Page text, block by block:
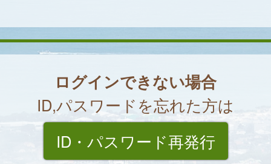
ログインできない場合
ID,パスワードを忘れた方は
ID・パスワード再発行